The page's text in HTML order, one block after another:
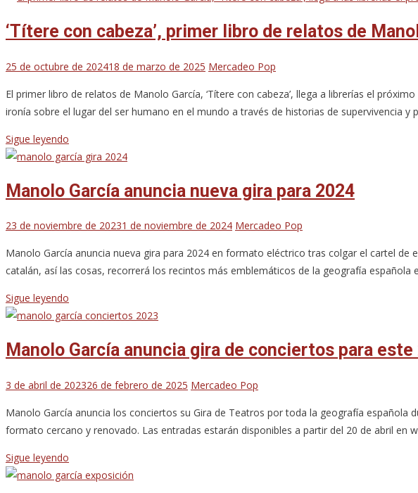
‘Títere con cabeza’, primer libro de relatos de
25 de octubre de 202418 de marzo de 2025 Mercadeo Pop
El primer libro de relatos de Manolo García, ‘Títere con cabeza’, llega a librerías el
ironía sobre el lugar del ser humano en el mundo a través de historias de supervivencia y
Sigue leyendo
Manolo García anuncia nueva gira para 2024
23 de noviembre de 20231 de noviembre de 2024 Mercadeo Pop
Manolo García anuncia nueva gira para 2024 en formato eléctrico tras colgar el cartel
catalán, así las cosas, recorrerá los recintos más emblemáticos de la geografía
Sigue leyendo
Manolo García anuncia gira de conciertos para este
3 de abril de 202326 de febrero de 2025 Mercadeo Pop
Manolo García anuncia los conciertos su Gira de Teatros por toda la geografía
formato cercano y renovado. Las entradas estarán disponibles a partir del 20 de abril
Sigue leyendo